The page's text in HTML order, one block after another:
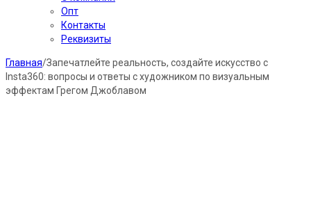
Опт
Контакты
Реквизиты
Главная/Запечатлейте реальность, создайте искусство с
Insta360: вопросы и ответы с художником по визуальным
эффектам Грегом Джоблавом